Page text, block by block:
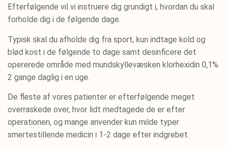
Efterfølgende vil vi instruere dig grundigt i, hvordan du skal
forholde dig i de følgende dage.
Typisk skal du afholde dig fra sport, kun indtage kold og
blød kost i de følgende to dage samt desinficere det
opererede område med mundskyllevæsken klorhexidin 0,1%
2 gange daglig i en uge.
De fleste af vores patienter er efterfølgende meget
overraskede over, hvor lidt medtagede de er efter
operationen, og mange anvender kun milde typer
smertestillende medicin i 1-2 dage efter indgrebet.